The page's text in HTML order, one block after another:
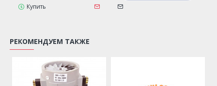
Купить
РЕКОМЕНДУЕМ ТАКЖЕ